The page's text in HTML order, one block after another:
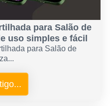
para Salão de
uso simples e fácil
para Salão de